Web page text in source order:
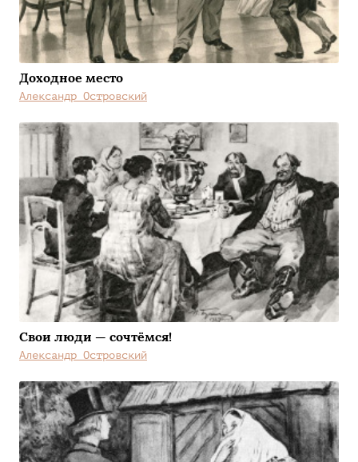
Доходное место
Александр Островский
Свои люди — сочтёмся!
Александр Островский